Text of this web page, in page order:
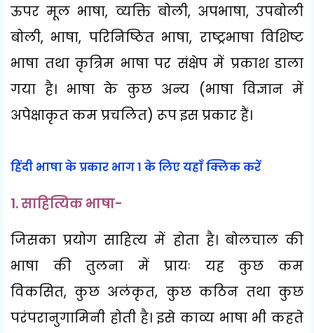
ऊपर मूल भाषा, व्यक्ति बोली, अपभाषा,उपबोली
बोली, भाषा, परिनिष्ठित भाषा, राष्ट्रभाषा विशिष्ट
भाषा तथा कृत्रिम भाषा पर संक्षेप में प्रकाश डाला
गया है। भाषा के कुछ अन्य (भाषा विज्ञान में
अपेक्षाकृत कम प्रचलित) रूप इस प्रकार हैं।
हिंदी भाषा के प्रकार भाग 1 के लिए यहाँ क्लिक करें
1.साहित्यिक भाषा-
जिसका प्रयोग साहित्य में होता है। बोलचाल की
भाषा की तुलना में प्रायः यह कुछ कम
विकसित,कुछ अलंकृत, कुछ कठिन तथा कुछ
परंपरानुगामिनी होती है। इसे काव्य भाषा भी कहते